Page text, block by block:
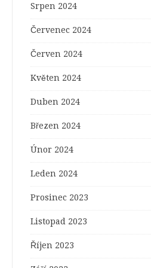
Srpen 2024
Červenec 2024
Červen 2024
Květen 2024
Duben 2024
Březen 2024
Únor 2024
Leden 2024
Prosinec 2023
Listopad 2023
Říjen 2023